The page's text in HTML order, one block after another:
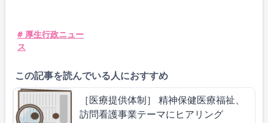
# 厚生行政ニュー
ス
この記事を読んでいる人におすすめ
［医療提供体制］ 精神保健医療福祉、
訪問看護事業テーマにヒアリング